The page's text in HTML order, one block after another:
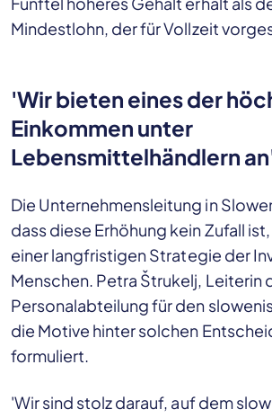
Mindestlohn, der für Vollzeit
'Wir bieten eines der
Einkommen unter
Lebensmittelhändlern
Die Unternehmensleitung in
dass diese Erhöhung kein Zufall
einer langfristigen Strategie der
Menschen. Petra Štrukelj, Leiterin
Personalabteilung für den
die Motive hinter solchen
formuliert.
'Wir sind stolz darauf, auf dem